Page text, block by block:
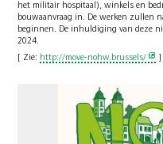
het militair hospitaal), winkels en
bouwaanvraag in. De werken zullen
beginnen. De inhuldiging van deze
2024.
[ Zie: http://move-nohw.brussels/ ]